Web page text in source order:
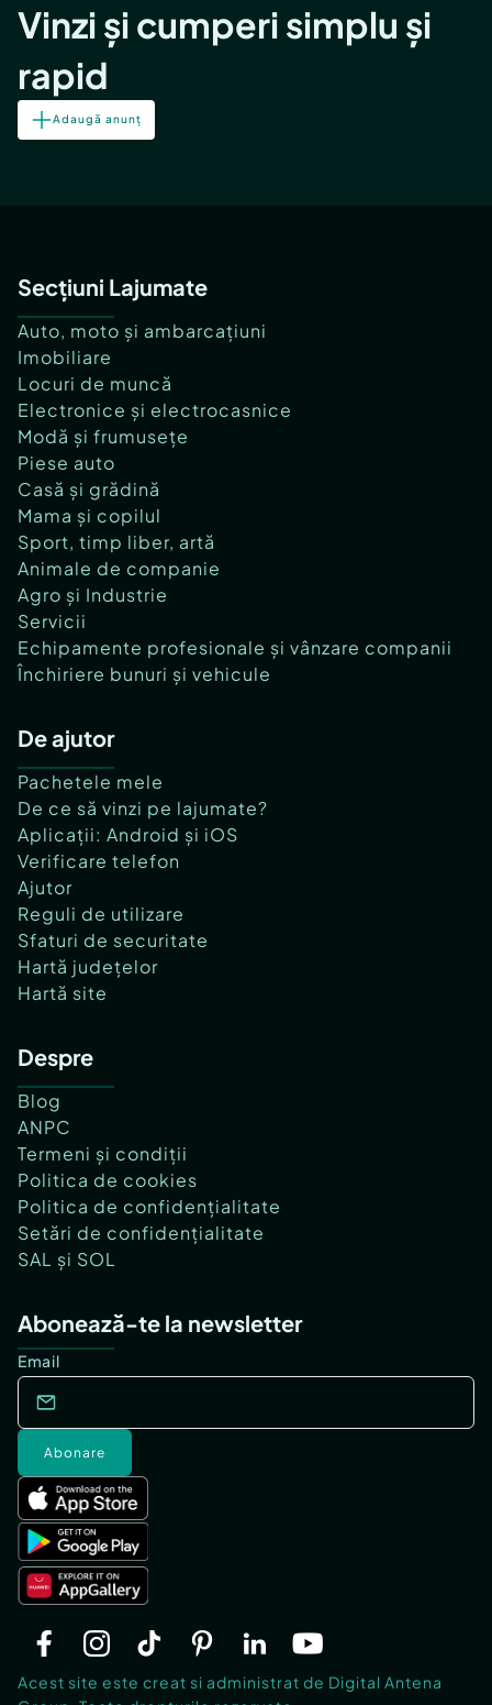
Vinzi și cumperi simplu și
rapid
Adaugă anunț
Secțiuni Lajumate
Auto, moto și ambarcațiuni
Imobiliare
Locuri de muncă
Electronice și electrocasnice
Modă și frumusețe
Piese auto
Casă și grădină
Mama și copilul
Sport, timp liber, artă
Animale de companie
Agro și Industrie
Servicii
Echipamente profesionale și vânzare companii
Închiriere bunuri și vehicule
De ajutor
Pachetele mele
De ce să vinzi pe lajumate?
Aplicații: Android și iOS
Verificare telefon
Ajutor
Reguli de utilizare
Sfaturi de securitate
Hartă județelor
Hartă site
Despre
Blog
ANPC
Termeni și condiții
Politica de cookies
Politica de confidențialitate
Setări de confidențialitate
SAL și SOL
Abonează-te la newsletter
Email
Abonare
Acest site este creat si administrat de Digital Antena